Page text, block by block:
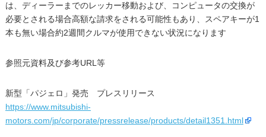
は、ディーラーまでのレッカー移動および、コンピュータの交換が
必要とされる場合高額な請求をされる可能性もあり、スペアキーが1
本も無い場合約2週間クルマが使用できない状況になります
参照元資料及び参考URL等
新型「パジェロ」発売 プレスリリース
https://www.mitsubishi-
motors.com/jp/corporate/pressrelease/products/detail1351.html